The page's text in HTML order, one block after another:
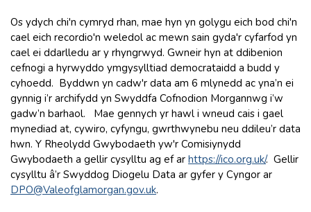
Os ydych chi'n cymryd rhan, mae hyn yn golygu eich bod chi'n
cael eich recordio'n weledol ac mewn sain gyda'r cyfarfod yn
cael ei ddarlledu ar y rhyngrwyd. Gwneir hyn at ddibenion
cefnogi a hyrwyddo ymgysylltiad democrataidd a budd y
cyhoedd. Byddwn yn cadw'r data am 6 mlynedd ac yna’n ei
gynnig i’r archifydd yn Swyddfa Cofnodion Morgannwg i’w
gadw’n barhaol. Mae gennych yr hawl i wneud cais i gael
mynediad at, cywiro, cyfyngu, gwrthwynebu neu ddileu’r data
hwn. Y Rheolydd Gwybodaeth yw'r Comisiynydd
Gwybodaeth a gellir cysylltu ag ef ar https://ico.org.uk/. Gellir
cysylltu â’r Swyddog Diogelu Data ar gyfer y Cyngor ar
DPO@Valeofglamorgan.gov.uk.